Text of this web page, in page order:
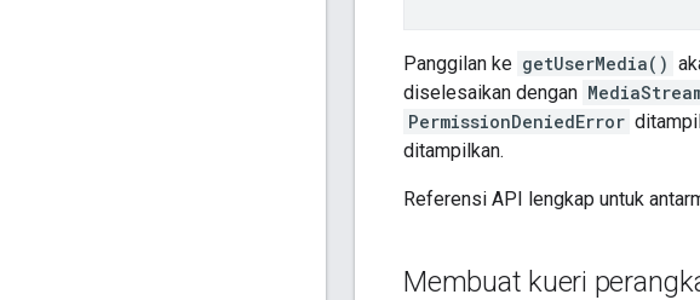
Panggilan ke getUserMedia()
diselesaikan dengan
PermissionDeniedError
ditampilkan.
Referensi API lengkap untuk
Membuat kueri